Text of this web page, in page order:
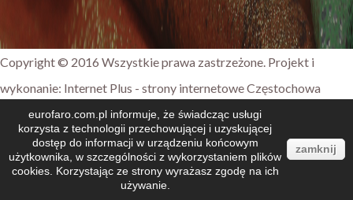
Copyright © 2016 Wszystkie prawa zastrzeżone. Projekt i
wykonanie: Internet Plus - strony internetowe Częstochowa
eurofaro.com.pl informuje, że świadcząc usługi
korzysta z technologii przechowującej i uzyskującej
dostęp do informacji w urządzeniu końcowym
użytkownika, w szczególności z wykorzystaniem plików
cookies. Korzystając ze strony wyrażasz zgodę na ich
używanie.
zamknij